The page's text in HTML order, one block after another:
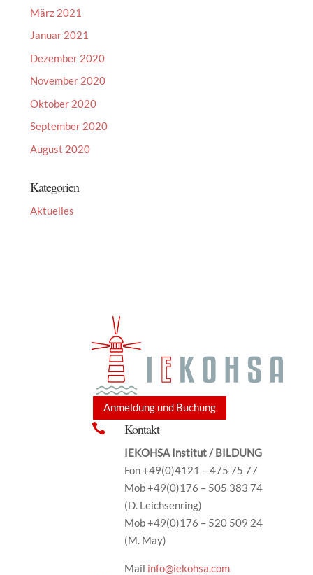
März 2021
Januar 2021
Dezember 2020
November 2020
Oktober 2020
September 2020
August 2020
Kategorien
Aktuelles
Anmeldung und Buchung
 Kontakt
IEKOHSA Institut / BILDUNG
Fon +49(0)4121 – 475 75 77
Mob +49(0)176 – 505 383 74
(D. Leichsenring)
Mob +49(0)176 – 520 509 24
(M. May)
Mail info@iekohsa.com